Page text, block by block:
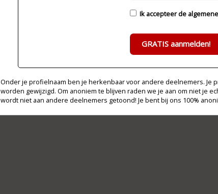
Ik accepteer de
GRATIS aanmelden!
Onder je profielnaam ben je herkenbaar voor andere deelnemers. Je
worden gewijzigd. Om anoniem te blijven raden we je aan om niet je
wordt niet aan andere deelnemers getoond! Je bent bij ons 100%